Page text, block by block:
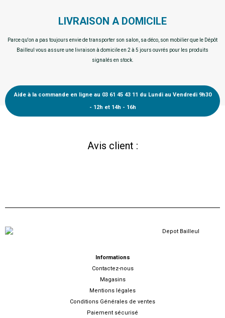
LIVRAISON A DOMICILE
Parce qu'on a pas toujours envie de transporter son salon, sa déco, son mobilier que le Dépôt
Bailleul vous assure une livraison à domicile en 2 à 5 jours ouvrés pour les produits
signalés en stock.
Aide à la commande en ligne au 03 61 45 43 11 du Lundi au Vendredi 9h30
- 12h et 14h - 16h
Avis client :
Informations
Contactez-nous
Magasins
Mentions légales
Conditions Générales de ventes
Paiement sécurisé